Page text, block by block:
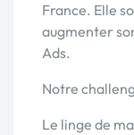
France. Elle
augmenter
Ads.
Notre
Le linge de